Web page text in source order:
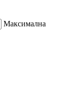
Максимална